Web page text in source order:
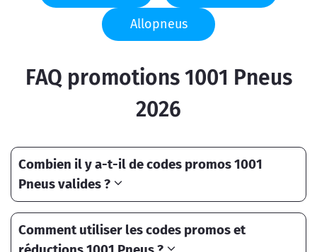
Allopneus
FAQ promotions 1001 Pneus
2026
Combien il y a-t-il de codes promos 1001
Pneus valides ?
Comment utiliser les codes promos et